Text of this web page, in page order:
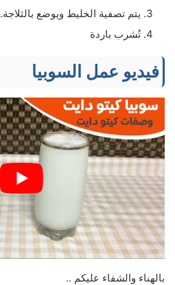
يتم تصفية الخليط ويوضع بالثلاجة.
تُشرب باردة
فيديو عمل السوبيا
بالهناء والشفاء عليكم ..